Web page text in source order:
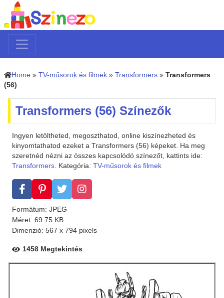
Home » TV-műsorok és filmek » Transformers » Transformers
(56)
Transformers (56) Színezők
Ingyen letöltheted, megoszthatod, online kiszínezheted és
kinyomtathatod ezeket a Transformers (56) képeket. Ha meg
szeretnéd nézni az összes kapcsolódó színezőt, kattints ide:
Transformers. Kategória: TV-műsorok és filmek
Formátum: JPEG
Méret: 69.75 KB
Dimenzió: 567 x 794 pixels
1458 Megtekintés